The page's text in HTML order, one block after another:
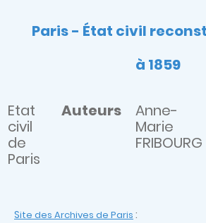
Paris - État civil
à 1859
Etat
civil
de
Paris
Auteurs
Anne-
Marie
FRIBOURG
Site des Archives de Paris :